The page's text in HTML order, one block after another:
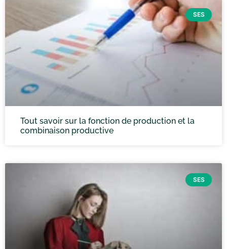
SES
Tout savoir sur la fonction de production et la
combinaison productive
SES